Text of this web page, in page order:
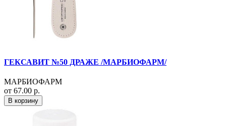
ГЕКСАВИТ №50 ДРАЖЕ /МАРБИОФАРМ/
МАРБИОФАРМ
от 67.00 р.
В корзину